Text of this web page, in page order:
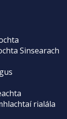
Sinsearach
rialála